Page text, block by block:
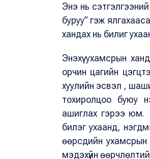
Энэ нь
буруу” гэж
хандах нь билиг
Энэхүү ухамсрын
орчин цагийн
хуулийн эсвэл ,
тохиролцоо буюу
ашиглах гэрээ юм.
билэг ухаанд,
өөрсдийн
мэдэхүйн